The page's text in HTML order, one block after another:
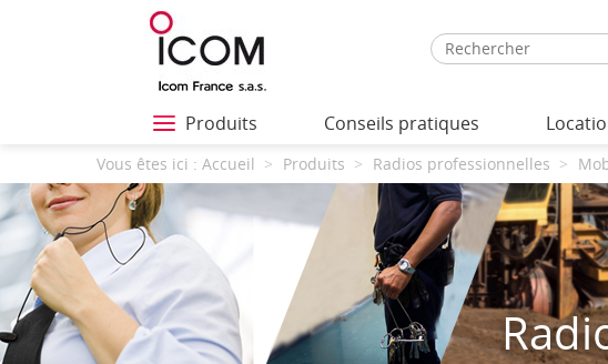
Produits Conseils pratiques
Vous êtes ici : Accueil Produits Radios professionnelles